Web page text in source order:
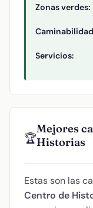
Zonas verdes:
Servicios:
🏆
Mejores
Historias
Estas son las
Centro de